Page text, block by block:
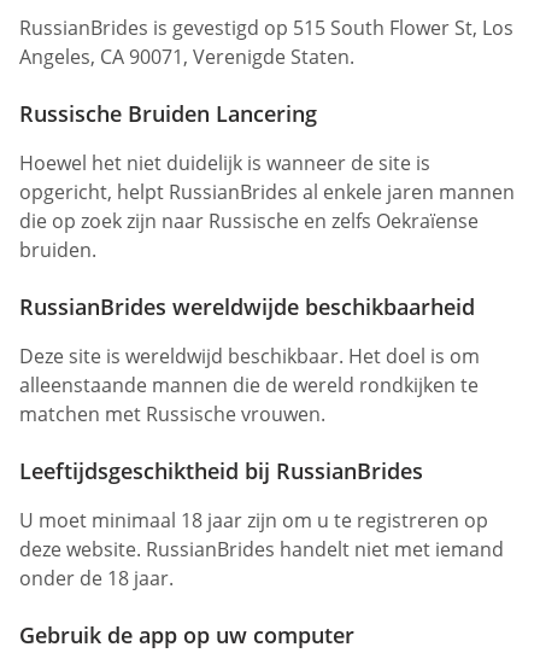
RussianBrides is gevestigd op 515 South Flower St, Los
Angeles, CA 90071, Verenigde Staten.
Russische Bruiden Lancering
Hoewel het niet duidelijk is wanneer de site is
opgericht, helpt RussianBrides al enkele jaren mannen
die op zoek zijn naar Russische en zelfs Oekraïense
bruiden.
RussianBrides wereldwijde beschikbaarheid
Deze site is wereldwijd beschikbaar. Het doel is om
alleenstaande mannen die de wereld rondkijken te
matchen met Russische vrouwen.
Leeftijdsgeschiktheid bij RussianBrides
U moet minimaal 18 jaar zijn om u te registreren op
deze website. RussianBrides handelt niet met iemand
onder de 18 jaar.
Gebruik de app op uw computer